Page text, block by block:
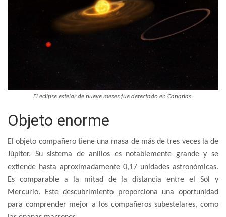
El eclipse estelar de nueve meses fue detectado en Canarias.
Objeto enorme
El objeto compañero tiene una masa de más de tres veces la de
Júpiter. Su sistema de anillos es notablemente grande y se
extiende hasta aproximadamente 0,17 unidades astronómicas.
Es comparable a la mitad de la distancia entre el Sol y
Mercurio. Este descubrimiento proporciona una oportunidad
para comprender mejor a los compañeros subestelares, como